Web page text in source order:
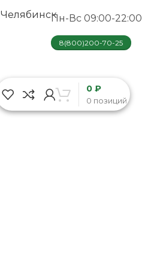
ЧелябинскПн-Вс 09:00-22:00
8(800)200-70-25
0 позиций
0 ₽